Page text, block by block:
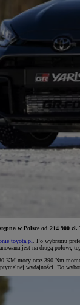
w Polsce od 214
toyota.pl. Po wybraniu
jest na drugą połowę
mocy oraz 390 Nm
wydajności. Do